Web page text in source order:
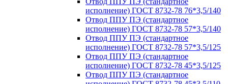
исполнение) ГОСТ 8732-78 76*3,5/140
Отвод ППУ ПЭ (стандартное
исполнение) ГОСТ 8732-78 57*3,5/140
Отвод ППУ ПЭ (стандартное
исполнение) ГОСТ 8732-78 57*3,5/125
Отвод ППУ ПЭ (стандартное
исполнение) ГОСТ 8732-78 45*3,5/125
Отвод ППУ ПЭ (стандартное